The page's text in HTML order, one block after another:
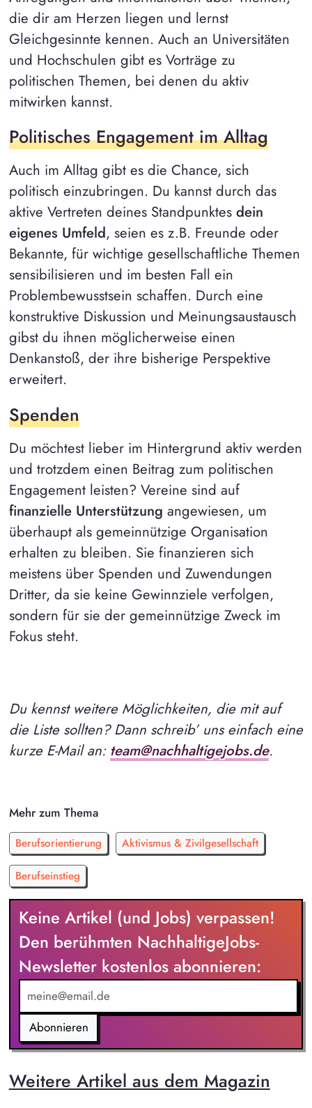
die dir am Herzen liegen und lernst
Gleichgesinnte kennen. Auch an Universitäten
und Hochschulen gibt es Vorträge zu
politischen Themen, bei denen du aktiv
mitwirken kannst.
Politisches Engagement im Alltag
Auch im Alltag gibt es die Chance, sich
politisch einzubringen. Du kannst durch das
aktive Vertreten deines Standpunktes dein
eigenes Umfeld, seien es z.B. Freunde oder
Bekannte, für wichtige gesellschaftliche Themen
sensibilisieren und im besten Fall ein
Problembewusstsein schaffen. Durch eine
konstruktive Diskussion und Meinungsaustausch
gibst du ihnen möglicherweise einen
Denkanstoß, der ihre bisherige Perspektive
erweitert.
Spenden
Du möchtest lieber im Hintergrund aktiv werden
und trotzdem einen Beitrag zum politischen
Engagement leisten? Vereine sind auf
finanzielle Unterstützung angewiesen, um
überhaupt als gemeinnützige Organisation
erhalten zu bleiben. Sie finanzieren sich
meistens über Spenden und Zuwendungen
Dritter, da sie keine Gewinnziele verfolgen,
sondern für sie der gemeinnützige Zweck im
Fokus steht.
Du kennst weitere Möglichkeiten, die mit auf
die Liste sollten? Dann schreib’ uns einfach eine
kurze E-Mail an: team@nachhaltigejobs.de.
Mehr zum Thema
Berufsorientierung Aktivismus & Zivilgesellschaft
Berufseinstieg
Keine Artikel (und Jobs) verpassen!
Den berühmten NachhaltigeJobs-
Newsletter kostenlos abonnieren:
Abonnieren
Weitere Artikel aus dem Magazin